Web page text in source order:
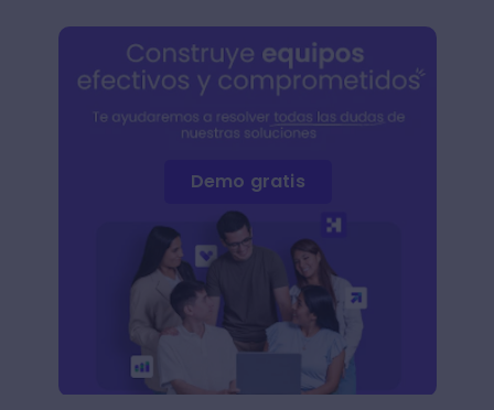
Demo gratis